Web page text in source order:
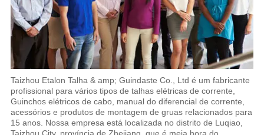
Taizhou Etalon Talha & amp; Guindaste Co., Ltd é um fabricante
profissional para vários tipos de talhas elétricas de corrente,
Guinchos elétricos de cabo, manual do diferencial de corrente,
acessórios e produtos de montagem de gruas relacionados para
15 anos. Nossa empresa está localizada no distrito de Luqiao,